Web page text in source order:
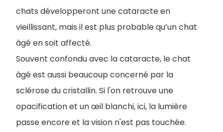
chats développeront une cataracte en
vieillissant, mais il est plus probable qu’un chat
âgé en soit affecté.
Souvent confondu avec la cataracte, le chat
âgé est aussi beaucoup concerné par la
sclérose du cristallin. Si l'on retrouve une
opacification et un œil blanchi, ici, la lumière
passe encore et la vision n'est pas touchée.